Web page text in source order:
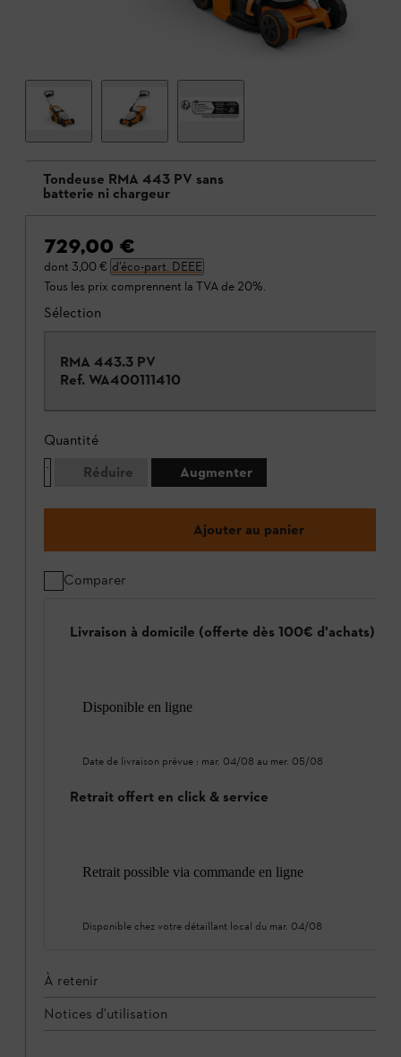
Tondeuse RMA 443 PV sans
batterie ni chargeur
729,00 €
dont 3,00 € d’éco-part. DEEE
Tous les prix comprennent la TVA de 20%.
Sélection
RMA 443.3 PV
Ref. WA400111410
Quantité
Réduire
Augmenter
Ajouter au panier
Comparer
Livraison à domicile (offerte dès 100€ d'achats)
Disponible en ligne
Date de livraison prévue : mar. 04/08 au mer. 05/08
Retrait offert en click & service
Retrait possible via commande en ligne
Disponible chez votre détaillant local du mar. 04/08
À retenir
Notices d'utilisation